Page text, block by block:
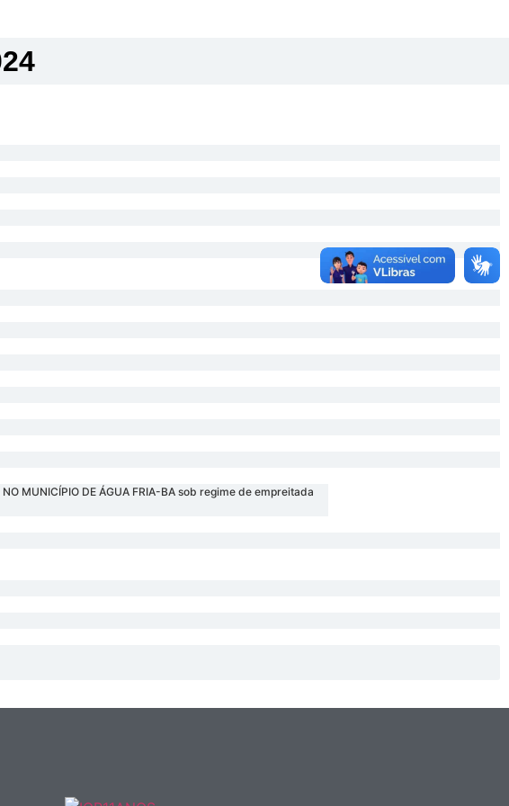
NO MUNICÍPIO DE ÁGUA FRIA-BA sob regime de empreitada